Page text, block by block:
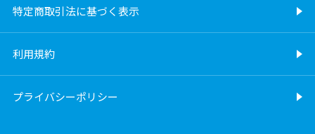
特定商取引法に基づく表示
利用規約
プライバシーポリシー